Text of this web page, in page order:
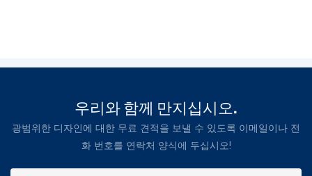
우리와 함께 만지십시오.
광범위한 디자인에 대한 무료 견적을 보낼 수 있도록 이메일이나 전
화 번호를 연락처 양식에 두십시오!